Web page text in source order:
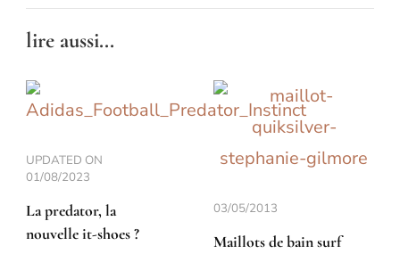
lire aussi...
UPDATED ON
01/08/2023
La predator, la
nouvelle it-shoes ?
03/05/2013
Maillots de bain surf